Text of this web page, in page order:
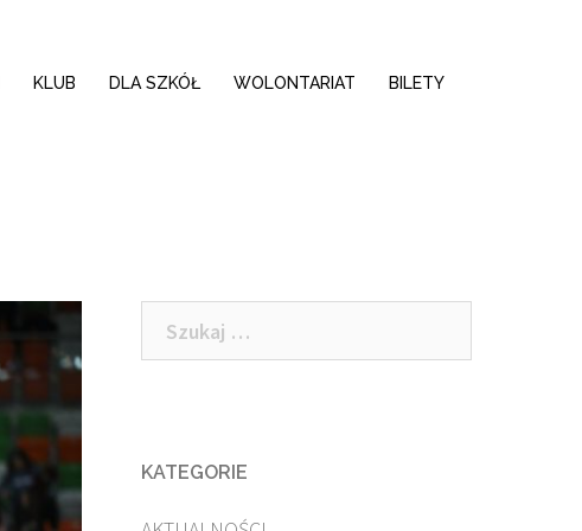
KLUB DLA SZKÓŁ WOLONTARIAT BILETY
Szukaj:
KATEGORIE